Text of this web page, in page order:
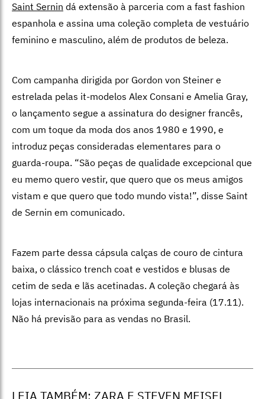
Saint Sernin dá extensão à parceria com a fast fashion
espanhola e assina uma coleção completa de vestuário
feminino e masculino, além de produtos de beleza.
Com campanha dirigida por Gordon von Steiner e
estrelada pelas it-modelos Alex Consani e Amelia Gray,
o lançamento segue a assinatura do designer francês,
com um toque da moda dos anos 1980 e 1990, e
introduz peças consideradas elementares para o
guarda-roupa. “São peças de qualidade excepcional que
eu memo quero vestir, que quero que os meus amigos
vistam e que quero que todo mundo vista!”, disse Saint
de Sernin em comunicado.
Fazem parte dessa cápsula calças de couro de cintura
baixa, o clássico trench coat e vestidos e blusas de
cetim de seda e lãs acetinadas. A coleção chegará às
lojas internacionais na próxima segunda-feira (17.11).
Não há previsão para as vendas no Brasil.